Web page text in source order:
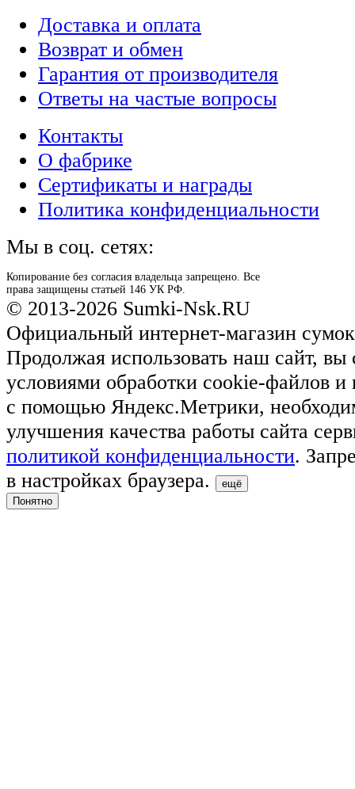
Доставка и оплата
Возврат и обмен
Гарантия от производителя
Ответы на частые вопросы
Контакты
О фабрике
Сертификаты и награды
Политика конфиденциальности
Мы в соц. сетях:
Копирование без согласия владельца запрещено. Все
права защищены статьей 146 УК РФ.
© 2013-2026 Sumki-Nsk.RU
Официальный интернет-магазин
Продолжая использовать наш сайт, вы
условиями обработки cookie-файлов и
с помощью Яндекс.Метрики,
улучшения качества работы сайта
политикой конфиденциальности.
в настройках браузера.
ещё
Понятно